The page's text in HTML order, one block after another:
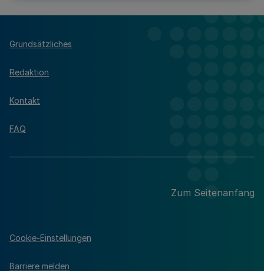
Grundsätzliches
Redaktion
Kontakt
FAQ
Zum Seitenanfang
Cookie-Einstellungen
Barriere melden